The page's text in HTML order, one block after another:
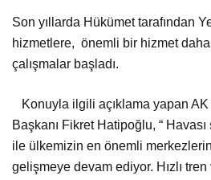
Son yıllarda Hükümet tarafından
hizmetlere, önemli bir hizmet daha
çalışmalar başladı.
Konuyla ilgili açıklama yapan
Başkanı Fikret Hatipoğlu, “
ile ülkemizin en önemli
gelişmeye devam ediyor. Hızlı